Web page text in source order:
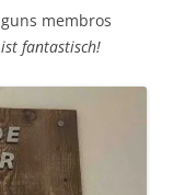
membros
fantastisch!